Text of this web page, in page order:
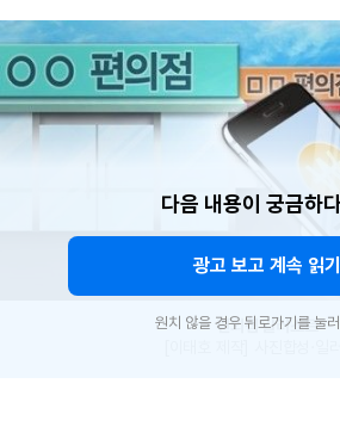
편의점 일러스트
다음 내용이 궁금하
광고 보고 계속 읽기
원치 않을 경우 뒤로가기를 눌